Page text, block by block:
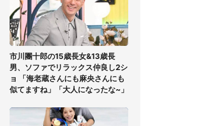
市川團十郎の15歳長女&13歳長
男、ソファでリラックス仲良し2シ
ョ 「海老蔵さんにも麻央さんにも
似てますね」「大人になったな~」